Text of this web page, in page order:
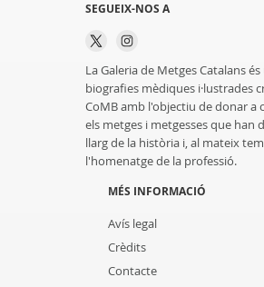
SEGUEIX-NOS A
La Galeria de Metges Catalans
biografies mèdiques i·lustrades
CoMB amb l'objectiu de donar a
els metges i metgesses que han
llarg de la història i, al mateix
l'homenatge de la professió.
MÉS INFORMACIÓ
Avís legal
Crèdits
Contacte